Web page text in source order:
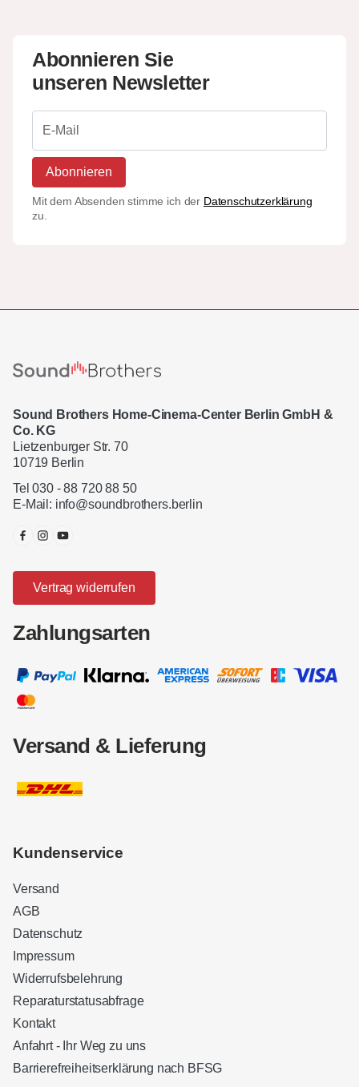
Abonnieren Sie
unseren Newsletter
Abonnieren
Mit dem Absenden stimme ich der Datenschutzerklärung
zu.
Sound Brothers Home-Cinema-Center Berlin GmbH &
Co. KG
Lietzenburger Str. 70
10719 Berlin
Tel 030 - 88 720 88 50
E-Mail: info@soundbrothers.berlin
Vertrag widerrufen
Zahlungsarten
Versand & Lieferung
Kundenservice
Versand
AGB
Datenschutz
Impressum
Widerrufsbelehrung
Reparaturstatusabfrage
Kontakt
Anfahrt - Ihr Weg zu uns
Barrierefreiheitserklärung nach BFSGKundenbewertungen und Erfahrungen zu